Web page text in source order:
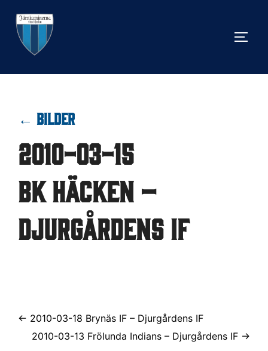
innehåll
← BILDER
2010-03-15
BK Häcken –
Djurgårdens IF
← 2010-03-18 Brynäs IF – Djurgårdens IF
2010-03-13 Frölunda Indians – Djurgårdens IF →